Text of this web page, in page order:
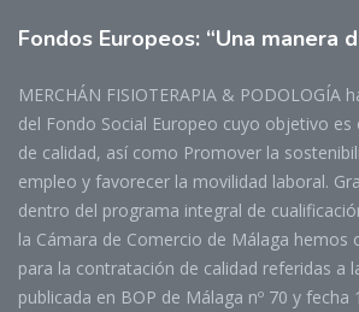
Fondos Europeos: “Una manera
MERCHÁN FISIOTERAPIA & PODOLOGÍA
del Fondo Social Europeo cuyo objetivo
de calidad, así como Promover la
empleo y favorecer la movilidad laboral.
dentro del programa integral de
la Cámara de Comercio de Málaga hemos
para la contratación de calidad referidas a
publicada en BOP de Málaga nº 70 y fecha